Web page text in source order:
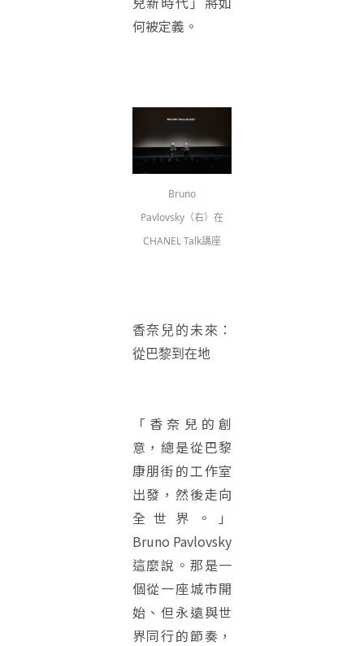
何被定義。
Bruno
Pavlovsky（右）在
CHANEL Talk講座
香奈兒的未來：
從巴黎到在地
「香奈兒的創
意，總是從巴黎
康朋街的工作室
出發，然後走向
全世界。」
Bruno Pavlovsky
這麼說。那是一
個從一座城市開
始、但永遠與世
界同行的節奏，